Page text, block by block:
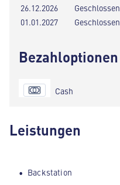
26.12.2026
Geschlossen
01.01.2027
Geschlossen
Bezahloptionen
Cash
Leistungen
Backstation